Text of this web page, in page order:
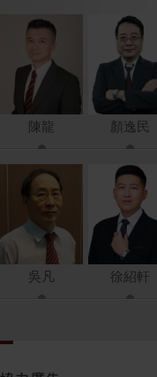
承通證券投
資顧問股份
有限公司
陳龍
承通證券投
資顧問股份
有限公司
顏逸民
承通證券投
資顧問股份
吳凡
運達證券投
資顧問股份
徐紹軒